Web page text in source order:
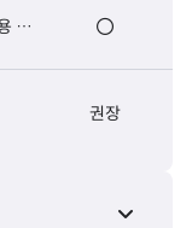
가
권장